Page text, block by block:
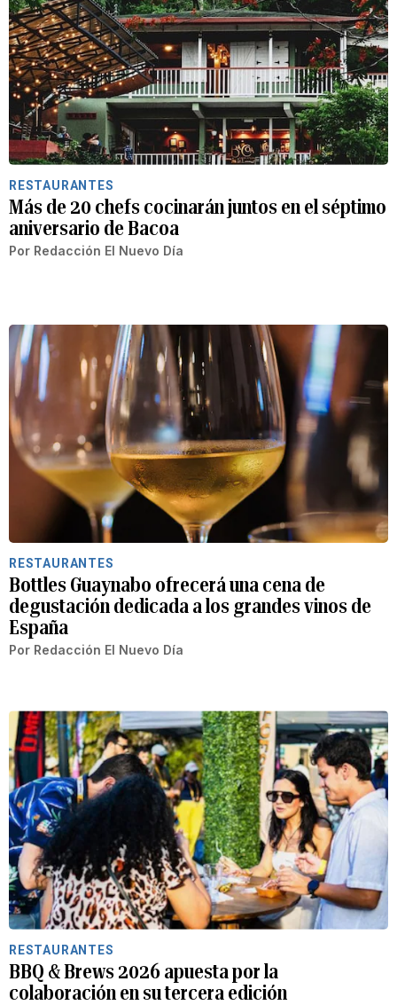
RESTAURANTES
Más de 20 chefs cocinarán juntos en el séptimo
aniversario de Bacoa
Por Redacción El Nuevo Día
RESTAURANTES
Bottles Guaynabo ofrecerá una cena de
degustación dedicada a los grandes vinos de
España
Por Redacción El Nuevo Día
RESTAURANTES
BBQ & Brews 2026 apuesta por la
colaboración en su tercera edición